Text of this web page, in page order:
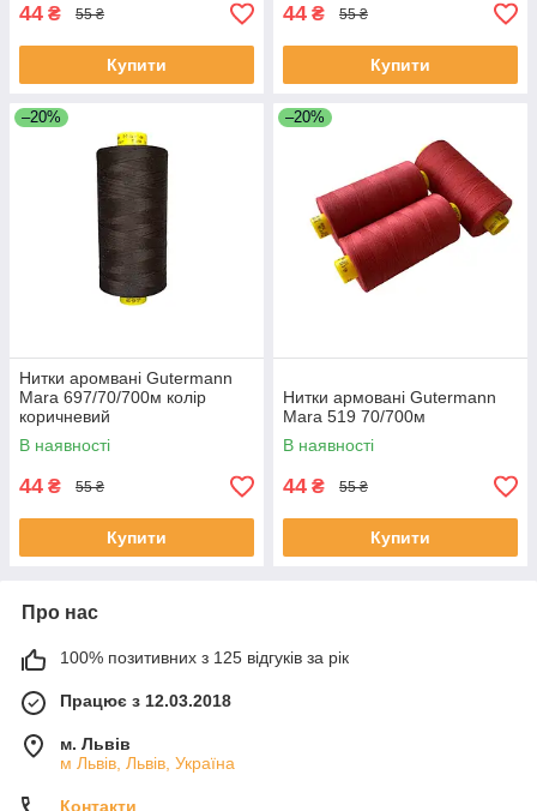
44 ₴ 55 ₴
Купити
44 ₴ 55 ₴
Купити
–20%
Нитки аромвані Gutermann
Mara 697/70/700м колір
коричневий
В наявності
44 ₴ 55 ₴
Купити
–20%
Нитки армовані Gutermann
Mara 519 70/700м
В наявності
44 ₴ 55 ₴
Купити
Про нас
100% позитивних з 125 відгуків за рік
Працює з 12.03.2018
м. Львів
м Львів, Львів, Україна
Контакти